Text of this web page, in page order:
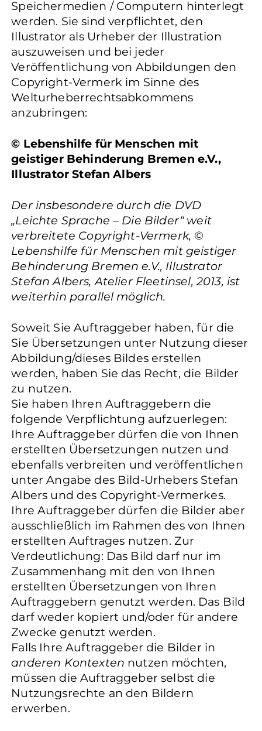
Speichermedien / Computern hinterlegt
werden. Sie sind verpflichtet, den
Illustrator als Urheber der Illustration
auszuweisen und bei jeder
Veröffentlichung von Abbildungen den
Copyright-Vermerk im Sinne des
Welturheberrechtsabkommens
anzubringen:
© Lebenshilfe für Menschen mit
geistiger Behinderung Bremen e.V.,
Illustrator Stefan Albers
Der insbesondere durch die DVD
„Leichte Sprache – Die Bilder“ weit
verbreitete Copyright-Vermerk, ©
Lebenshilfe für Menschen mit geistiger
Behinderung Bremen e.V., Illustrator
Stefan Albers, Atelier Fleetinsel, 2013, ist
weiterhin parallel möglich.
Soweit Sie Auftraggeber haben, für die
Sie Übersetzungen unter Nutzung dieser
Abbildung/dieses Bildes erstellen
werden, haben Sie das Recht, die Bilder
zu nutzen.
Sie haben Ihren Auftraggebern die
folgende Verpflichtung aufzuerlegen:
Ihre Auftraggeber dürfen die von Ihnen
erstellten Übersetzungen nutzen und
ebenfalls verbreiten und veröffentlichen
unter Angabe des Bild-Urhebers Stefan
Albers und des Copyright-Vermerkes.
Ihre Auftraggeber dürfen die Bilder aber
ausschließlich im Rahmen des von Ihnen
erstellten Auftrages nutzen. Zur
Verdeutlichung: Das Bild darf nur im
Zusammenhang mit den von Ihnen
erstellten Übersetzungen von Ihren
Auftraggebern genutzt werden. Das Bild
darf weder kopiert und/oder für andere
Zwecke genutzt werden.
Falls Ihre Auftraggeber die Bilder in
anderen Kontexten nutzen möchten,
müssen die Auftraggeber selbst die
Nutzungsrechte an den Bildern
erwerben.